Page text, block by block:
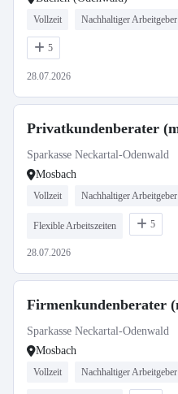
Vollzeit Nachhaltiger Arbeitgeber
5
28.07.2026
Privatkundenberater
Sparkasse Neckartal-Odenwald
Mosbach
Vollzeit Nachhaltiger Arbeitgeber
Flexible Arbeitszeiten 5
28.07.2026
Firmenkundenberater
Sparkasse Neckartal-Odenwald
Mosbach
Vollzeit Nachhaltiger Arbeitgeber